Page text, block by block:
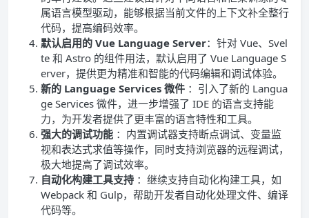
属语言模型驱动，能够根据当前文件的上下文补全整行
代码，提高编码效率。
默认启用的 Vue Language Server：针对 Vue、Svel
te 和 Astro 的组件用法，默认启用了 Vue Language S
erver，提供更为精准和智能的代码编辑和调试体验。
新的 Language Services 微件 ：引入了新的 Langua
ge Services 微件，进一步增强了 IDE 的语言支持能
力，为开发者提供了更丰富的语言特性和工具。
强大的调试功能 ：内置调试器支持断点调试、变量监
视和表达式求值等操作，同时支持浏览器的远程调试，
极大地提高了调试效率。
自动化构建工具支持 ：继续支持自动化构建工具，如
Webpack 和 Gulp，帮助开发者自动化处理文件、编译
代码等。